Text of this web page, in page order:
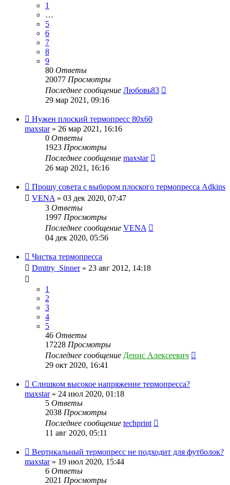
1
…
5
6
7
8
9
80 Ответы
20077 Просмотры
Последнее сообщение Любовь83
29 мар 2021, 09:16
Нужен плоский термопресс 80х60
maxstar» 26 мар 2021, 16:16
0 Ответы
1923 Просмотры
Последнее сообщение maxstar
26 мар 2021, 16:16
Прошу совета с выбором плоского термопресса Adkins
VENA » 03 дек 2020, 07:47
3 Ответы
1997 Просмотры
Последнее сообщение VENA
04 дек 2020, 05:56
Чистка термопресса
Dmitry_Sinner» 23 авг 2012, 14:18
1
2
3
4
5
46 Ответы
17228 Просмотры
Последнее сообщение Денис Алексеевич
29 окт 2020, 16:41
Слишком высокое напряжение термопресса?
maxstar» 24 июл 2020, 01:18
5 Ответы
2038 Просмотры
Последнее сообщение techprint
11 авг 2020, 05:11
Вертикальный термопресс не подходит для футболок?
maxstar» 19 июл 2020, 15:44
6 Ответы
2021 Просмотры